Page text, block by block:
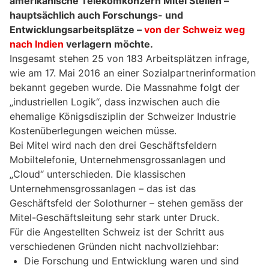
hauptsächlich auch Forschungs- und
Entwicklungsarbeitsplätze – von der Schweiz weg
nach Indien verlagern möchte.
Insgesamt stehen 25 von 183 Arbeitsplätzen infrage,
wie am 17. Mai 2016 an einer Sozialpartnerinformation
bekannt gegeben wurde. Die Massnahme folgt der
„industriellen Logik“, dass inzwischen auch die
ehemalige Königsdisziplin der Schweizer Industrie
Kostenüberlegungen weichen müsse.
Bei Mitel wird nach den drei Geschäftsfeldern
Mobiltelefonie, Unternehmensgrossanlagen und
„Cloud“ unterschieden. Die klassischen
Unternehmensgrossanlagen – das ist das
Geschäftsfeld der Solothurner – stehen gemäss der
Mitel-Geschäftsleitung sehr stark unter Druck.
Für die Angestellten Schweiz ist der Schritt aus
verschiedenen Gründen nicht nachvollziehbar:
Die Forschung und Entwicklung waren und sind